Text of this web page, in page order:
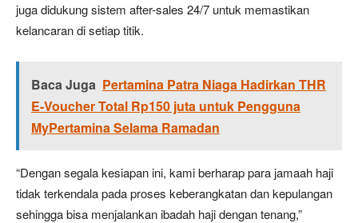
juga didukung sistem after-sales 24/7 untuk memastikan
kelancaran di setiap titik.
Baca Juga Pertamina Patra Niaga Hadirkan THR
E-Voucher Total Rp150 juta untuk Pengguna
MyPertamina Selama Ramadan
“Dengan segala kesiapan ini, kami berharap para jamaah haji
tidak terkendala pada proses keberangkatan dan kepulangan
sehingga bisa menjalankan ibadah haji dengan tenang,”